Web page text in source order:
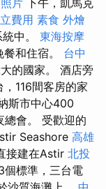
片 下午，凱馬克
費用 素食 外燴
中。 東海按摩
和住宿。 台中
的國家。 酒店旁
116間客房的家
斯市中心400
總會。 受歡迎的
Seashore 高雄
接建在Astir 北投
個標準，三台電